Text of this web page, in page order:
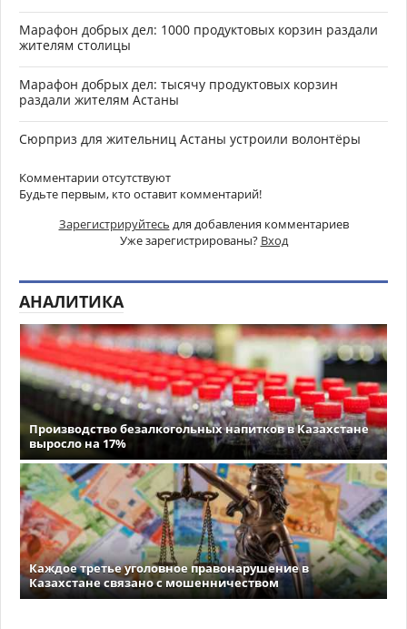
Марафон добрых дел: 1000 продуктовых корзин раздали
жителям столицы
Марафон добрых дел: тысячу продуктовых корзин
раздали жителям Астаны
Сюрприз для жительниц Астаны устроили волонтёры
Комментарии отсутствуют
Будьте первым, кто оставит комментарий!
Зарегистрируйтесь для добавления комментариев
Уже зарегистрированы? Вход
АНАЛИТИКА
Производство безалкогольных напитков в Казахстане
выросло на 17%
Каждое третье уголовное правонарушение в
Казахстане связано с мошенничеством